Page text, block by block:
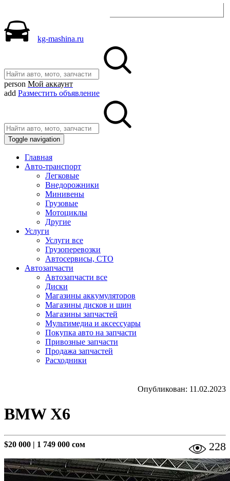
kg-mashina.ru
person Мой аккаунт
add Разместить объявление
Toggle navigation
Главная
Авто-транспорт
Легковые
Внедорожники
Минивены
Грузовые
Мотоциклы
Другие
Услуги
Услуги все
Грузоперевозки
Автосервисы, СТО
Автозапчасти
Автозапчасти все
Диски
Магазины аккумуляторов
Магазины дисков и шин
Магазины запчастей
Мультимедиа и аксессуары
Покупка авто на запчасти
Привозные запчасти
Продажа запчастей
Расходники
Опубликован: 11.02.2023
BMW X6
$20 000 | 1 749 000 сом 228